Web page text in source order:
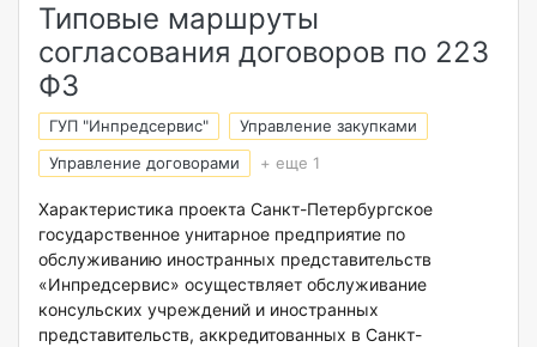
Типовые маршруты
согласования договоров по 223
ФЗ
ГУП "Инпредсервис"
Управление закупками
Управление договорами
+ еще 1
Характеристика проекта Санкт-Петербургское
государственное унитарное предприятие по
обслуживанию иностранных представительств
«Инпредсервис» осуществляет обслуживание
консульских учреждений и иностранных
представительств, аккредитованных в Санкт-